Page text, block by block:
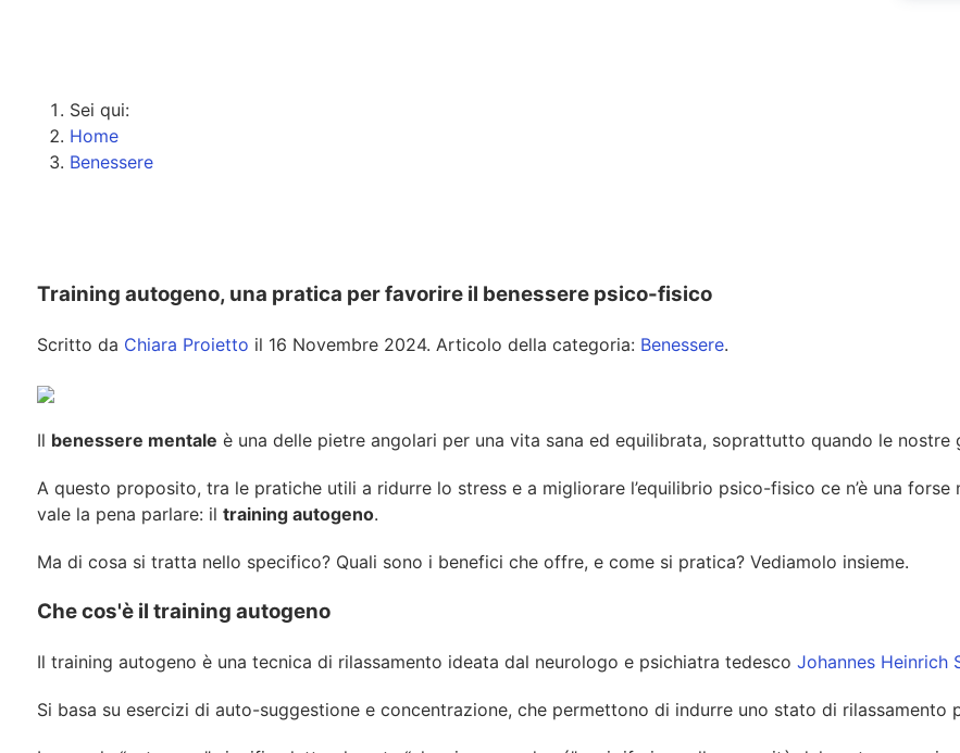
Sei qui:
Home
Benessere
Training autogeno, una pratica per favorire il benessere psico-fisico
Scritto da Chiara Proietto il 16 Novembre 2024. Articolo della categoria: Benessere.
Il benessere mentale è una delle pietre angolari per una vita sana ed equilibrata, soprattutto quando le
A questo proposito, tra le pratiche utili a ridurre lo stress e a migliorare l’equilibrio psico-fisico ce n’è una
vale la pena parlare: il training autogeno.
Ma di cosa si tratta nello specifico? Quali sono i benefici che offre, e come si pratica? Vediamolo insieme.
Che cos'è il training autogeno
Il training autogeno è una tecnica di rilassamento ideata dal neurologo e psichiatra tedesco Johannes Heinrich
Si basa su esercizi di auto-suggestione e concentrazione, che permettono di indurre uno stato di